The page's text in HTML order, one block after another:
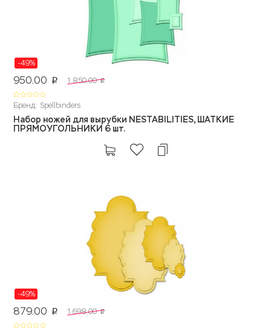
-49%
950.00 p 1 850.00 p
Бренд: Spellbinders
Набор ножей для вырубки NESTABILITIES, ШАТКИЕ
ПРЯМОУГОЛЬНИКИ 6 шт.
-49%
879.00 p 1 698.00 p